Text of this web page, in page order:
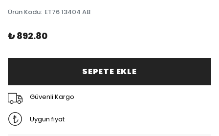
Ürün Kodu: ET76 13404 AB
₺ 892.80
SEPETE EKLE
Güvenli Kargo
Uygun fiyat